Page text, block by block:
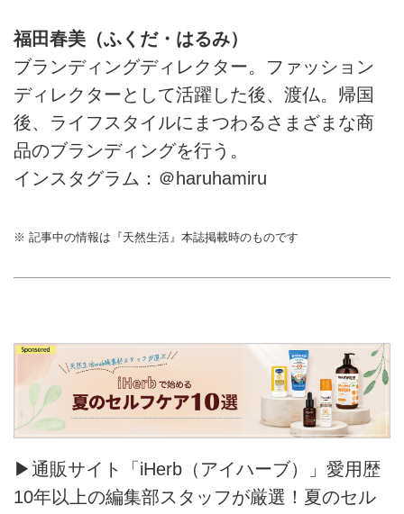
福田春美（ふくだ・はるみ）
ブランディングディレクター。ファッション
ディレクターとして活躍した後、渡仏。帰国
後、ライフスタイルにまつわるさまざまな商
品のブランディングを行う。
インスタグラム：＠haruhamiru
※ 記事中の情報は『天然生活』本誌掲載時のものです
▶通販サイト「iHerb（アイハーブ）」愛用歴
10年以上の編集部スタッフが厳選！夏のセル